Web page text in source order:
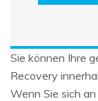
Sie können Ihre
Recovery
Wenn Sie sich